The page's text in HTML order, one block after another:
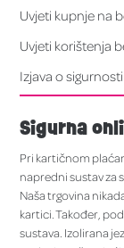
Uvjeti kupnje na
Uvjeti korištenja
Izjava o
Sigurna
Pri kartičnom
napredni sustav za
Naša trgovina
kartici. Također,
sustava. Izolirana